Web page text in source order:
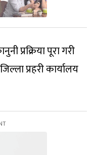
प्रक्रिया पूरा गरी
प्रहरी कार्यालय